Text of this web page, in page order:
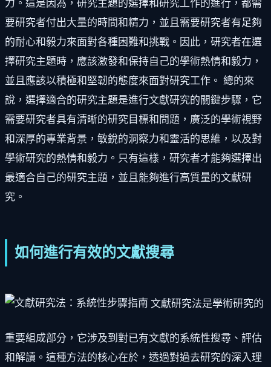
力。這是因為，研究主題的選擇和研究工作的進行，都需
要研究者付出大量的時間和精力，並且需要研究者有足夠
的耐心和毅力來面對各種困難和挑戰。因此，研究者在選
擇研究主題時，應該激發和保持自己的學術熱情和毅力，
並且應該以積極和堅韌的態度來面對研究工作。 總的來
說，選擇適合的研究主題是進行文獻研究的關鍵步驟，它
需要研究者具有清晰的研究目標和問題，廣泛的學術視野
和深厚的專業背景，敏銳的洞察力和靈活的思維，以及對
學術研究的熱情和毅力。只有這樣，研究者才能夠選擇出
最適合自己的研究主題，並且能夠進行高質量的文獻研
究。
如何進行有效的文獻搜尋
文獻研究法是學術研究的
重要組成部分，它涉及到對已有文獻的系統性搜尋、評估
和解讀。這種方法的核心在於，透過對過去研究的深入理